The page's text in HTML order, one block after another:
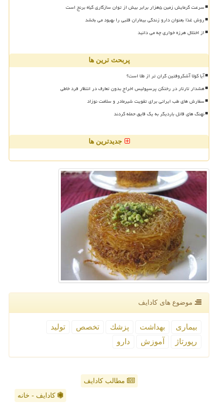
سرعت گرمایش زمین ۵هزار برابر بیش از توان سازگاری گیاه برنج است
روش غذا بعنوان دارو زندگی بیماران قلبی را بهبود می بخشد
از اختلال هرزه خواری چه می دانید
پربحث ترین ها
آیا کولا آشکروفتین گران تر از طلا است؟
هشدار تارتار در رختکن پرسپولیس اخراج بدون تعارف در انتظار فرد خاطی
سفارش های طب ایرانی برای تقویت شیرمادر و سلامت نوزاد
نهنگ های قاتل باردیگر به یک قایق حمله کردند
جدیدترین ها
موضوع های كادایف
بیماری بهداشت پزشك تخصص
تولید
رپورتاژ
آموزش دارو
مطالب کادایف
کادایف - خانه